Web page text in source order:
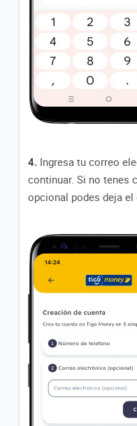
4. Ingresa tu correo
continuar. Si no tenes
opcional podes deja